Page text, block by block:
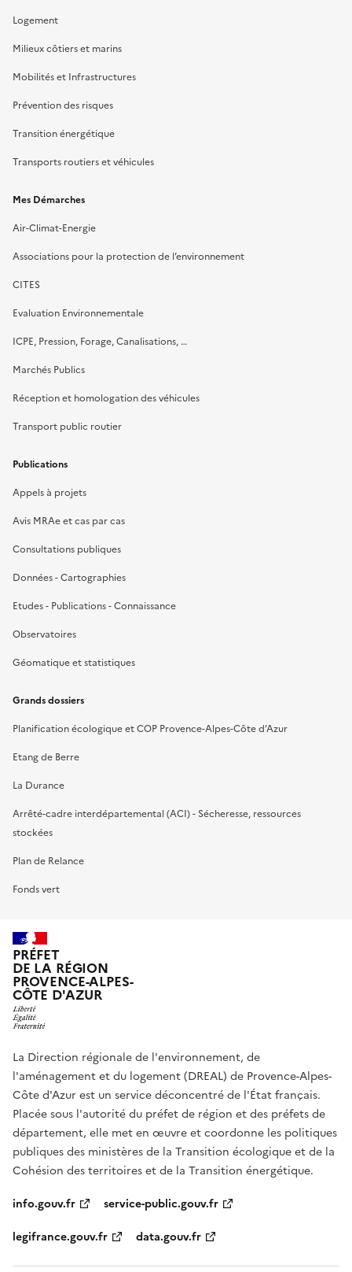
Logement
Milieux côtiers et marins
Mobilités et Infrastructures
Prévention des risques
Transition énergétique
Transports routiers et véhicules
Mes Démarches
Air-Climat-Energie
Associations pour la protection de l’environnement
CITES
Evaluation Environnementale
ICPE, Pression, Forage, Canalisations, …
Marchés Publics
Réception et homologation des véhicules
Transport public routier
Publications
Appels à projets
Avis MRAe et cas par cas
Consultations publiques
Données - Cartographies
Etudes - Publications - Connaissance
Observatoires
Géomatique et statistiques
Grands dossiers
Planification écologique et COP Provence-Alpes-Côte d’Azur
Etang de Berre
La Durance
Arrêté-cadre interdépartemental (ACI) - Sécheresse, ressources
stockées
Plan de Relance
Fonds vert
PRÉFET
DE LA RÉGION
PROVENCE-ALPES-
CÔTE D'AZUR
La Direction régionale de l'environnement, de
l'aménagement et du logement (DREAL) de Provence-Alpes-
Côte d'Azur est un service déconcentré de l'État français.
Placée sous l'autorité du préfet de région et des préfets de
département, elle met en œuvre et coordonne les politiques
publiques des ministères de la Transition écologique et de la
Cohésion des territoires et de la Transition énergétique.
info.gouv.fr
service-public.gouv.fr
legifrance.gouv.fr
data.gouv.fr